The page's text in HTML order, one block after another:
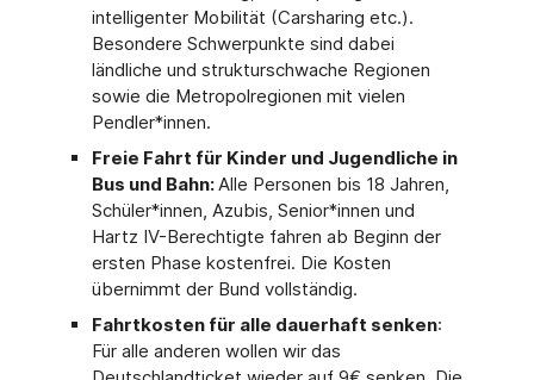
intelligenter Mobilität (Carsharing etc.).
Besondere Schwerpunkte sind dabei
ländliche und strukturschwache Regionen
sowie die Metropolregionen mit vielen
Pendler*innen.
Freie Fahrt für Kinder und Jugendliche in
Bus und Bahn:Alle Personen bis 18 Jahren,
Schüler*innen, Azubis, Senior*innen und
Hartz IV-Berechtigte fahren ab Beginn der
ersten Phase kostenfrei. Die Kosten
übernimmt der Bund vollständig.
Fahrtkosten für alle dauerhaft senken:
Für alle anderen wollen wir das